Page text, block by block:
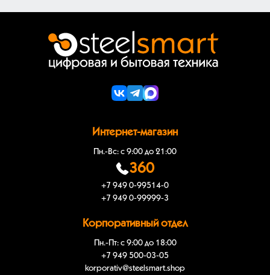
Интернет-магазин
Пн.-Вс: с 9:00 до 21:00
360
+7 949 0-99514-0
+7 949 0-99999-3
Корпоративный отдел
Пн.-Пт: с 9:00 до 18:00
+7 949 500-03-05
korporativ@steelsmart.shop